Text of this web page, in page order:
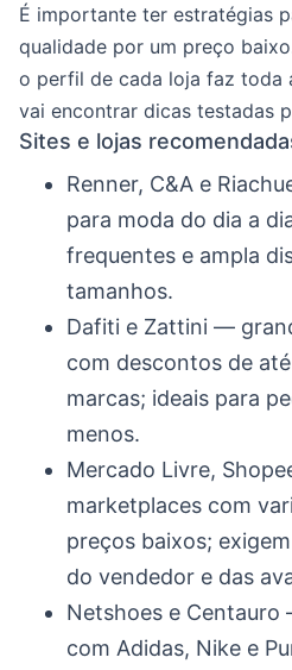
É importante ter estratégias
qualidade por um preço
o perfil de cada loja faz toda
vai encontrar dicas testadas
Sites e lojas
Renner, C&A e
para moda do dia a
frequentes e ampla
tamanhos.
Dafiti e Zattini —
com descontos de
marcas; ideais para
menos.
Mercado Livre,
marketplaces com
preços baixos;
do vendedor e das
Netshoes e
com Adidas, Nike e